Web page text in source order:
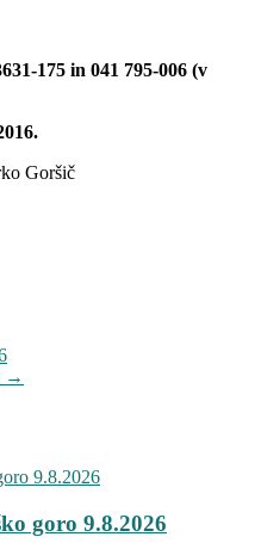
175 in 041 795-006 (v
Goršič
→
goro 9.8.2026